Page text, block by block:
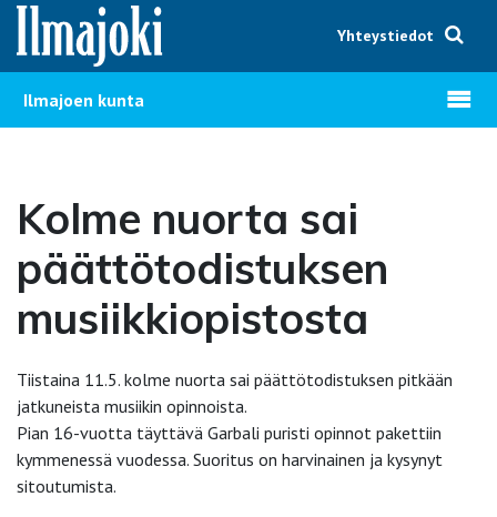
Hyppää sisältöön
Yhteystiedot
Ilmajoen kunta Avaa
Kolme nuorta sai
päättötodistuksen
musiikkiopistosta
Tiistaina 11.5. kolme nuorta sai päättötodistuksen pitkään
jatkuneista musiikin opinnoista.
Pian 16-vuotta täyttävä Garbali puristi opinnot pakettiin
kymmenessä vuodessa. Suoritus on harvinainen ja kysynyt
sitoutumista.